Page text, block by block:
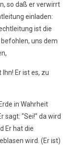
so daß er verwirrt
einladen:
ist die
uns dem
Er ist es, zu
in Wahrheit
sagt: "Sei!" da wird
Er hat die
wird. (Er ist)